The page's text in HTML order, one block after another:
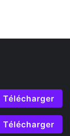
Télécharger
Télécharger